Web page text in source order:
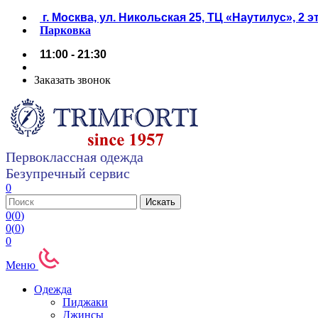
г. Москва, ул. Никольская 25, ТЦ «Наутилус», 2
Парковка
11:00 - 21:30
Заказать звонок
Первоклассная одежда
Безупречный сервис
0
0(0)
0(0)
0
Меню
Одежда
Пиджаки
Джинсы